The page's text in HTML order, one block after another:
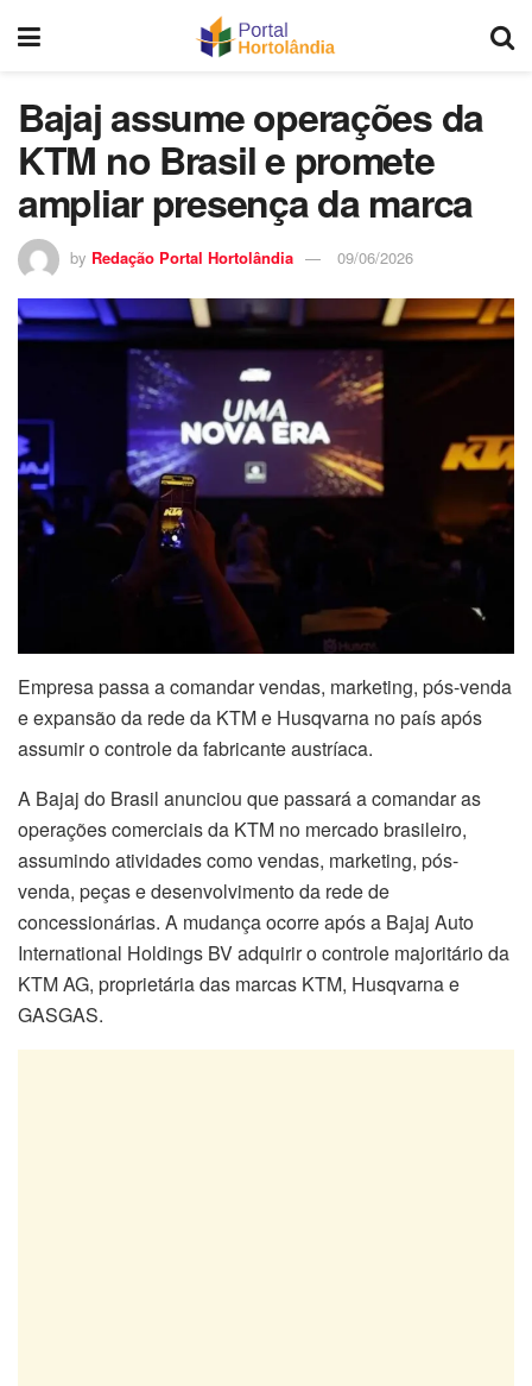
Bajaj assume operações da
KTM no Brasil e promete
ampliar presença da marca
by Redação Portal Hortolândia 09/06/2026
Empresa passa a comandar vendas, marketing, pós-venda
e expansão da rede da KTM e Husqvarna no país após
assumir o controle da fabricante austríaca.
A Bajaj do Brasil anunciou que passará a comandar as
operações comerciais da KTM no mercado brasileiro,
assumindo atividades como vendas, marketing, pós-
venda, peças e desenvolvimento da rede de
concessionárias. A mudança ocorre após a Bajaj Auto
International Holdings BV adquirir o controle majoritário da
KTM AG, proprietária das marcas KTM, Husqvarna e
GASGAS.